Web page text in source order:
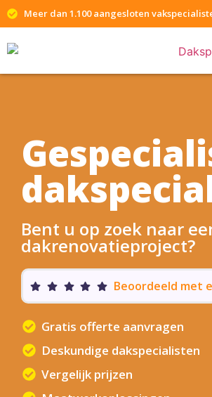
Meer dan 1.100 aangesloten
Bent u op zoek naar
dakrenovatieproject?
Beoordeeld met
Gratis offerte aanvragen
Deskundige dakspecialisten
Vergelijk prijzen